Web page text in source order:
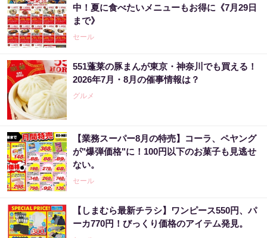
中！夏に食べたいメニューもお得に《7月29日
まで》
セール
551蓬莱の豚まんが東京・神奈川でも買える！
2026年7月・8月の催事情報は？
グルメ
【業務スーパー8月の特売】コーラ、ペヤング
が"爆弾価格"に！100円以下のお菓子も見逃せ
ない。
セール
【しまむら最新チラシ】ワンピース550円、パ
ーカ770円！びっくり価格のアイテム発見。